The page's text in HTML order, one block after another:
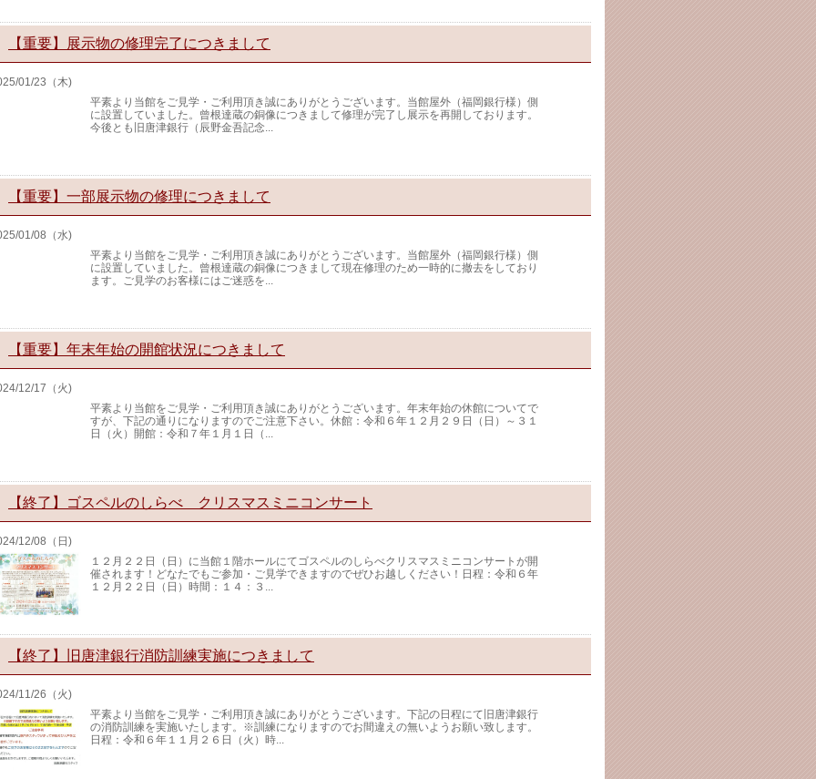
【重要】展示物の修理完了につきまして
01/23（木)
平素より当館をご見学・ご利用頂き誠にありがとうございます。当館屋外（福岡銀行様）側
に設置していました。曾根達蔵の銅像につきまして修理が完了し展示を再開しております。
今後とも旧唐津銀行（辰野金吾記念...
【重要】一部展示物の修理につきまして
01/08（水)
平素より当館をご見学・ご利用頂き誠にありがとうございます。当館屋外（福岡銀行様）側
に設置していました。曾根達蔵の銅像につきまして現在修理のため一時的に撤去をしており
ます。ご見学のお客様にはご迷惑を...
【重要】年末年始の開館状況につきまして
12/17（火)
平素より当館をご見学・ご利用頂き誠にありがとうございます。年末年始の休館についてで
すが、下記の通りになりますのでご注意下さい。休館：令和６年１２月２９日（日）～３１
日（火）開館：令和７年１月１日（...
【終了】ゴスペルのしらべ クリスマスミニコンサート
12/08（日)
１２月２２日（日）に当館１階ホールにてゴスペルのしらべクリスマスミニコンサートが開
催されます！どなたでもご参加・ご見学できますのでぜひお越しください！日程：令和６年
１２月２２日（日）時間：１４：３...
【終了】旧唐津銀行消防訓練実施につきまして
11/26（火)
平素より当館をご見学・ご利用頂き誠にありがとうございます。下記の日程にて旧唐津銀行
の消防訓練を実施いたします。※訓練になりますのでお間違えの無いようお願い致します。
日程：令和６年１１月２６日（火）時...